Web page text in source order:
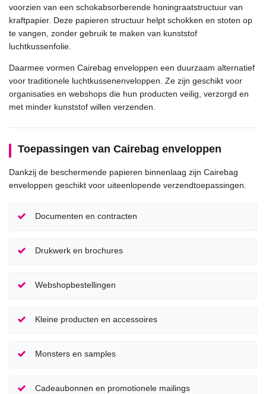
voorzien van een schokabsorberende honingraatstructuur van
kraftpapier. Deze papieren structuur helpt schokken en stoten op
te vangen, zonder gebruik te maken van kunststof
luchtkussenfolie.
Daarmee vormen Cairebag enveloppen een duurzaam alternatief
voor traditionele luchtkussenenveloppen. Ze zijn geschikt voor
organisaties en webshops die hun producten veilig, verzorgd en
met minder kunststof willen verzenden.
Toepassingen van Cairebag enveloppen
Dankzij de beschermende papieren binnenlaag zijn Cairebag
enveloppen geschikt voor uiteenlopende verzendtoepassingen.
Documenten en contracten
Drukwerk en brochures
Webshopbestellingen
Kleine producten en accessoires
Monsters en samples
Cadeaubonnen en promotionele mailings